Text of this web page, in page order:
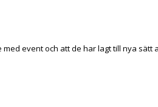
event och att de har lagt till nya sätt